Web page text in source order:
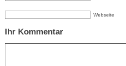
Webseite
Ihr Kommentar